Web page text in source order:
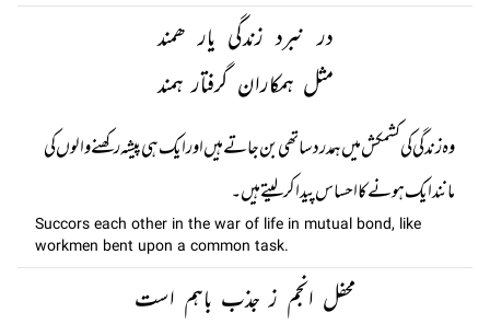
در نبرد زندگی یار ھمند
مثل ہمکاران گرفتار ہمند
وہ زندگی کی کشمکش میں ہمدرد ساتھی بن جاتے ہیں اور ایک ہی پیشہ رکھنے والوں کی
مانند ایک ہونے کا احساس پیدا کر لیتے ہیں۔
Succors each other in the war of life in mutual bond, like
workmen bent upon a common task.
محفل انجم ز جذب باہم است